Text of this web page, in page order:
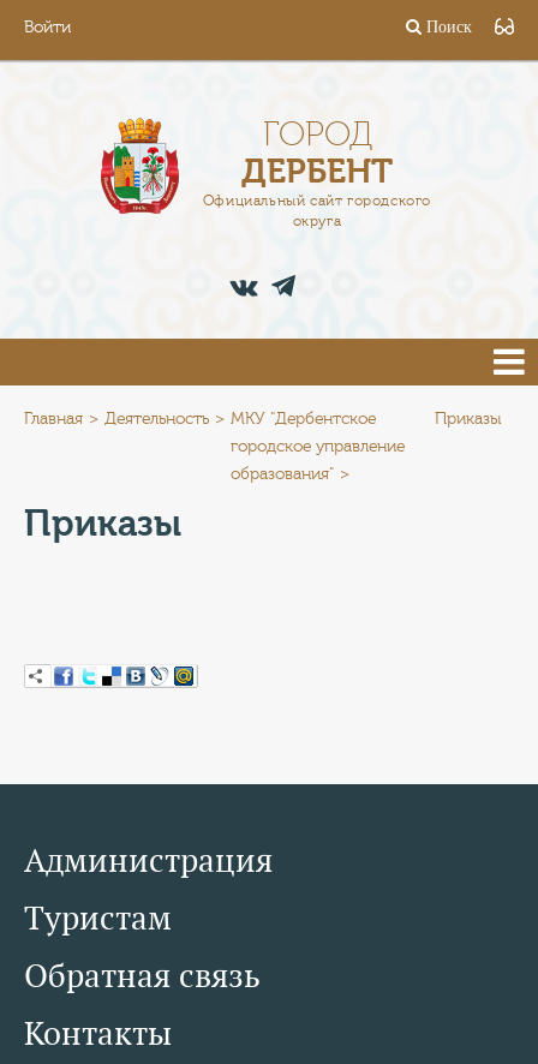
Войти Поиск
ГОРОД
ДЕРБЕНТ
Официальный сайт городского
округа
АДМИНИСТРАЦИЯ
ПРЕСС-ЦЕНТР
КОНТАКТЫ
ГЕРОИ Z
СЛУЖБА ПО КОНТРАКТУ
Главная Деятельность
МКУ "Дербентское
городское управление
образования"
Приказы
Приказы
Администрация
Туристам
Обратная связь
Контакты